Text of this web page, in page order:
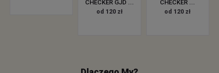
CHECKER GJD ...
od 120 zł
CHECKER ...
od 120 zł